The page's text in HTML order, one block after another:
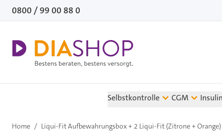
Direkt zum Inhalt
0800 / 99 00 88 0
Selbstkontrolle CGM
Home / Liqui-Fit Aufbewahrungsbox + 2 Liqui-Fit (Zitrone + Orange)